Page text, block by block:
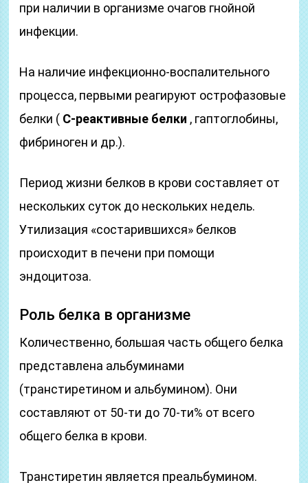
при наличии в организме очагов гнойной
инфекции.
На наличие инфекционно-воспалительного
процесса, первыми реагируют острофазовые
белки ( C-реактивные белки , гаптоглобины,
фибриноген и др.).
Период жизни белков в крови составляет от
нескольких суток до нескольких недель.
Утилизация «состарившихся» белков
происходит в печени при помощи
эндоцитоза.
Роль белка в организме
Количественно, большая часть общего белка
представлена альбуминами
(транстиретином и альбумином). Они
составляют от 50-ти до 70-ти% от всего
общего белка в крови.
Транстиретин является преальбумином.